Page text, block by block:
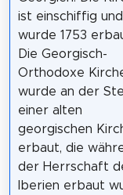
ist einschiffig und
wurde 1753
Die Georgisch-
Orthodoxe
wurde an der
einer alten
georgischen
erbaut, die
der Herrschaft
Iberien erbaut